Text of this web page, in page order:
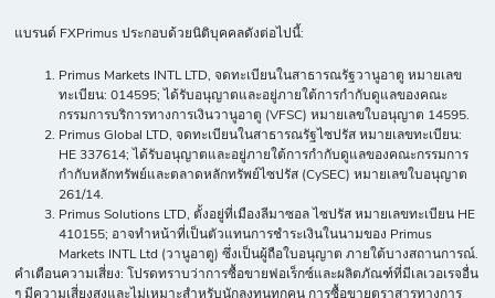
แบรนด์ FXPrimus ประกอบด้วยนิติบุคคลดังต่อไปนี้:
Primus Markets INTL LTD, จดทะเบียนในสาธารณรัฐวานูอาตู หมายเลข
ทะเบียน: 014595; ได้รับอนุญาตและอยู่ภายใต้การกำกับดูแลของคณะ
กรรมการบริการทางการเงินวานูอาตู (VFSC) หมายเลขใบอนุญาต 14595.
Primus Global LTD, จดทะเบียนในสาธารณรัฐไซปรัส หมายเลขทะเบียน:
HE 337614; ได้รับอนุญาตและอยู่ภายใต้การกำกับดูแลของคณะกรรมการ
กำกับหลักทรัพย์และตลาดหลักทรัพย์ไซปรัส (CySEC) หมายเลขใบอนุญาต
261/14.
Primus Solutions LTD, ตั้งอยู่ที่เมืองลีมาซอล ไซปรัส หมายเลขทะเบียน HE
410155; อาจทำหน้าที่เป็นตัวแทนการชำระเงินในนามของ Primus
Markets INTL Ltd (วานูอาตู) ซึ่งเป็นผู้ถือใบอนุญาต ภายใต้บางสถานการณ์.
คำเตือนความเสี่ยง: โปรดทราบว่าการซื้อขายฟอเร็กซ์และผลิตภัณฑ์ที่มีเลเวอเรจอื่น
ๆ มีความเสี่ยงสูงและไม่เหมาะสำหรับนักลงทุนทุกคน การซื้อขายตราสารทางการ